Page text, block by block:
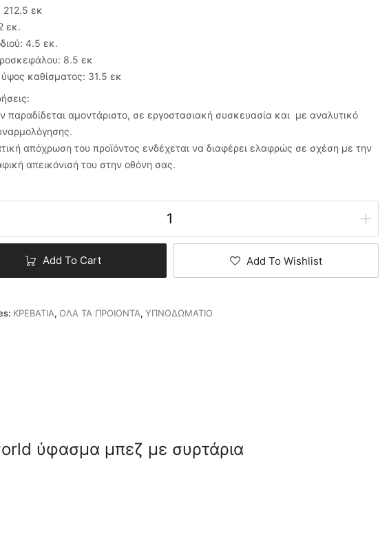
εκ
εκ.
4.5 εκ.
8.5 εκ
ύψος καθίσματος: 31.5 εκ
παραδίδεται αμοντάριστο, σε εργοστασιακή συσκευασία και με αναλυτικό
απόχρωση του προϊόντος ενδέχεται να διαφέρει ελαφρώς σε σχέση με την
απεικόνισή του στην οθόνη σας.
Add To Cart Add To Wishlist
ΚΡΕΒΑΤΙΑ, ΟΛΑ ΤΑ ΠΡΟΙΟΝΤΑ, ΥΠΝΟΔΩΜΑΤΙΟ
ύφασμα μπεζ με συρτάρια